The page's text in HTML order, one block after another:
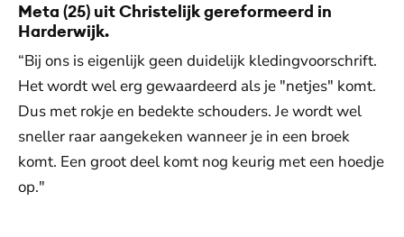
Meta (25) uit Christelijk gereformeerd in
Harderwijk.
“Bij ons is eigenlijk geen duidelijk kledingvoorschrift.
Het wordt wel erg gewaardeerd als je "netjes" komt.
Dus met rokje en bedekte schouders. Je wordt wel
sneller raar aangekeken wanneer je in een broek
komt. Een groot deel komt nog keurig met een hoedje
op."